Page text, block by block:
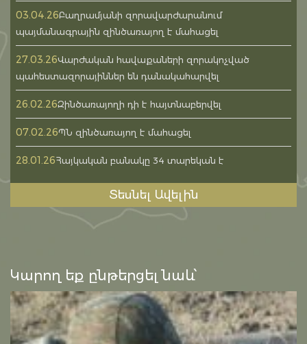
03.04.26Բաղրամյանի զորավարժարանում
պայմանագրային զինծառայող է մահացել
27.03.26Վարժական հավաքաների զորակոչված
պահեստազորայիններ են դանակահարվել
26.02.26Զինծառայողի դի է հայտնաբերվել
07.02.26ՊՆ զինծառայող է մահացել
28.01.26Հայկական բանակը 34 տարեկան է
Տեսնել Ավելին
Կարող եք ընթերցել նաև՝